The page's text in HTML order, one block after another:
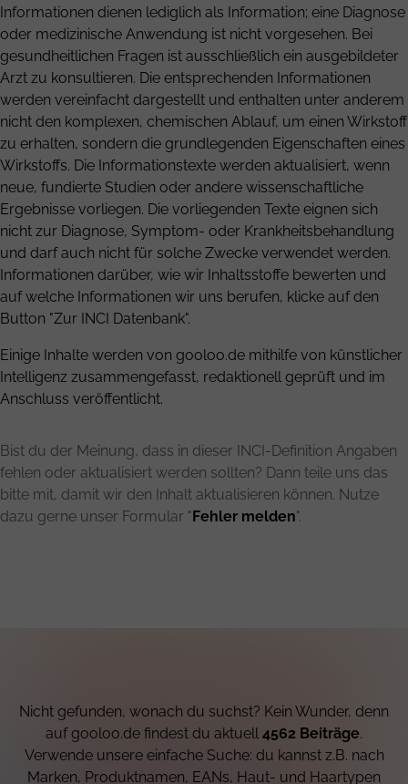
Informationen dienen lediglich als Information; eine Diagnose
oder medizinische Anwendung ist nicht vorgesehen. Bei
gesundheitlichen Fragen ist ausschließlich ein ausgebildeter
Arzt zu konsultieren. Die entsprechenden Informationen
werden vereinfacht dargestellt und enthalten unter anderem
nicht den komplexen, chemischen Ablauf, um einen Wirkstoff
zu erhalten, sondern die grundlegenden Eigenschaften eines
Wirkstoffs. Die Informationstexte werden aktualisiert, wenn
neue, fundierte Studien oder andere wissenschaftliche
Ergebnisse vorliegen. Die vorliegenden Texte eignen sich
nicht zur Diagnose, Symptom- oder Krankheitsbehandlung
und darf auch nicht für solche Zwecke verwendet werden.
Informationen darüber, wie wir Inhaltsstoffe bewerten und
auf welche Informationen wir uns berufen, klicke auf den
Button "Zur INCI Datenbank".
Einige Inhalte werden von gooloo.de mithilfe von künstlicher
Intelligenz zusammengefasst, redaktionell geprüft und im
Anschluss veröffentlicht.
Bist du der Meinung, dass in dieser INCI-Definition Angaben
fehlen oder aktualisiert werden sollten? Dann teile uns das
bitte mit, damit wir den Inhalt aktualisieren können. Nutze
dazu gerne unser Formular "Fehler melden".
Nicht gefunden, wonach du suchst? Kein Wunder, denn
auf gooloo.de findest du aktuell 4562 Beiträge.
Verwende unsere einfache Suche: du kannst z.B. nach
Marken, Produktnamen, EANs, Haut- und Haartypen